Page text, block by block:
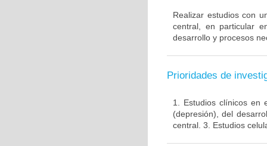
Realizar estudios con
central, en particular
desarrollo y procesos
Prioridades de
1. Estudios clínicos en
(depresión), del
central. 3. Estudios